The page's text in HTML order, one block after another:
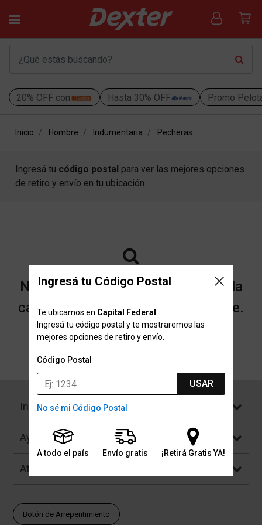
20% OFF con Hasta 30% OFF Promo
Ingresá tu Código Postal
Te ubicamos en Capital Federal
Ingresá tu código postal y te mostraremos las
mejores opciones de retiro y envío.
Código Postal
USAR
No sé mi Código Postal
A todo el país Envío gratis ¡Retirá Gratis YA!
Inicio Hombre Indumentaria Pecheras
Ingresá tu código postal para ver las mejores opciones
de retiro y envío en tu ubicación.
No encontramos resultados para la
categoría "Pecheras" que buscaste.
Institucional
Ayuda
Atención al Cliente
Botón de Arrepentimiento